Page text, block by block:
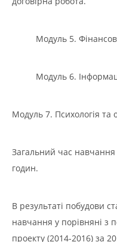
Модуль 5.
Модуль 6.
Модуль 7. Психологія та
Загальний час
годин.
В результаті побудови
навчання у порівняні з
проекту (2014-2016) за